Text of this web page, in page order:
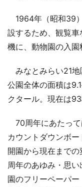
1964年（昭和39
設するため、観覧
機に、動物園の入園
みなとみらい21地
公園全体の面積は
クタール。現在は
70周年にあたって
カウントダウンボ
開園から現在まで
周年のあゆみ・思
園のフリーペーパ